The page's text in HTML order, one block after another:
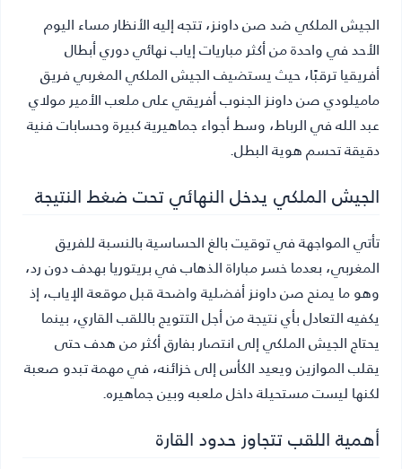
الجيش الملكي ضد صن داونز، تتجه إليه الأنظار مساء اليوم
الأحد في واحدة من أكثر مباريات إياب نهائي دوري أبطال
أفريقيا ترقبًا، حيث يستضيف الجيش الملكي المغربي فريق
ماميلودي صن داونز الجنوب أفريقي على ملعب الأمير مولاي
عبد الله في الرباط، وسط أجواء جماهيرية كبيرة وحسابات فنية
دقيقة تحسم هوية البطل.
الجيش الملكي يدخل النهائي تحت ضغط النتيجة
تأتي المواجهة في توقيت بالغ الحساسية بالنسبة للفريق
المغربي، بعدما خسر مباراة الذهاب في بريتوريا بهدف دون رد،
وهو ما يمنح صن داونز أفضلية واضحة قبل موقعة الإياب، إذ
يكفيه التعادل بأي نتيجة من أجل التتويج باللقب القاري، بينما
يحتاج الجيش الملكي إلى انتصار بفارق أكثر من هدف حتى
يقلب الموازين ويعيد الكأس إلى خزائنه، في مهمة تبدو صعبة
لكنها ليست مستحيلة داخل ملعبه وبين جماهيره.
أهمية اللقب تتجاوز حدود القارة